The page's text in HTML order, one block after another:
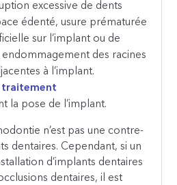
excessive de dents
édenté, usure prématurée
sur l’implant ou de
endommagement des racines
à l’implant.
traitement
la pose de l’implant.
n’est pas une contre-
dentaires. Cependant, si un
d’implants dentaires
dentaires, il est